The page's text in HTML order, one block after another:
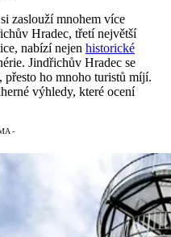
zaslouží mnohem více
Hradec, třetí největší
nabízí nejen historické
Jindřichův Hradec se
přesto ho mnoho turistů míjí.
výhledy, které ocení